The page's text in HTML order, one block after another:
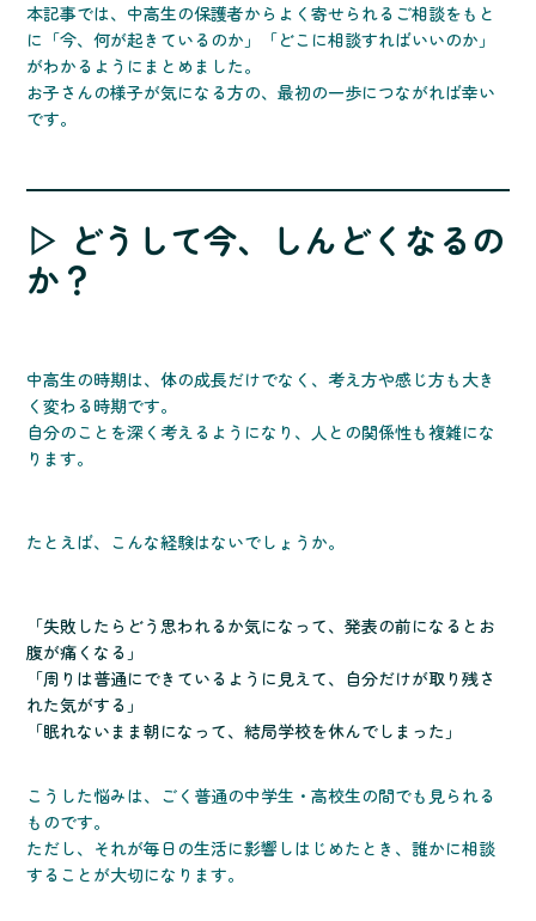
本記事では、中高生の保護者からよく寄せられるご相談をもと
に「今、何が起きているのか」「どこに相談すればいいのか」
がわかるようにまとめました。
お子さんの様子が気になる方の、最初の一歩につながれば幸い
です。
▷ どうして今、しんどくなるの
か？
中高生の時期は、体の成長だけでなく、考え方や感じ方も大き
く変わる時期です。
自分のことを深く考えるようになり、人との関係性も複雑にな
ります。
たとえば、こんな経験はないでしょうか。
「失敗したらどう思われるか気になって、発表の前になるとお
腹が痛くなる」
「周りは普通にできているように見えて、自分だけが取り残さ
れた気がする」
「眠れないまま朝になって、結局学校を休んでしまった」
こうした悩みは、ごく普通の中学生・高校生の間でも見られる
ものです。
ただし、それが毎日の生活に影響しはじめたとき、誰かに相談
することが大切になります。